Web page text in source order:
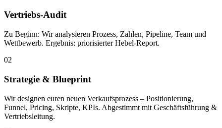
Vertriebs-Audit
Zu Beginn: Wir analysieren Prozess, Zahlen, Pipeline, Team und
Wettbewerb. Ergebnis: priorisierter Hebel-Report.
02
Strategie & Blueprint
Wir designen euren neuen Verkaufsprozess – Positionierung,
Funnel, Pricing, Skripte, KPIs. Abgestimmt mit Geschäftsführung &
Vertriebsleitung.